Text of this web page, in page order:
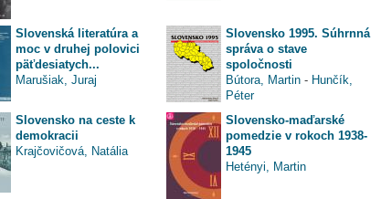
Slovenská literatúra a
moc v druhej polovici
päťdesiatych...
Marušiak, Juraj
Slovensko 1995. Súhrnná
správa o stave
spoločnosti
Bútora, Martin - Hunčík,
Péter
Slovensko na ceste k
demokracii
Krajčovičová, Natália
Slovensko-maďarské
pomedzie v rokoch 1938-
1945
Hetényi, Martin